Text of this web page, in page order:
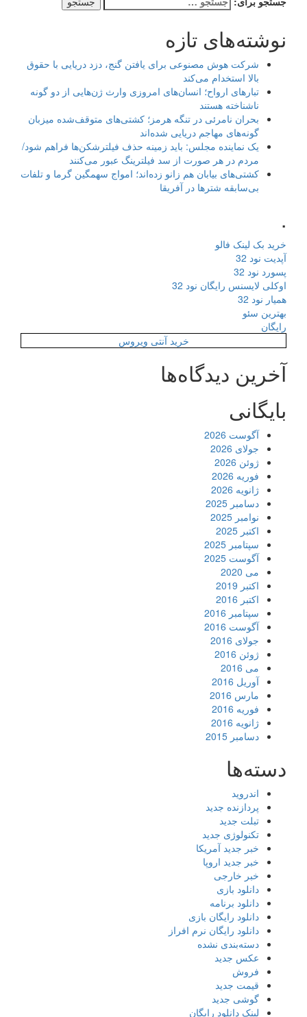
نوشته‌های تازه
شرکت هوش مصنوعی برای یافتن گنج، دزد دریایی با حقوق
بالا استخدام می‌کند
تبارهای ارواح؛ انسان‌های امروزی وارث ژن‌هایی از دو گونه
ناشناخته هستند
بحران نامرئی در تنگه هرمز؛ کشتی‌های متوقف‌شده میزبان
گونه‌های مهاجم دریایی شده‌اند
یک نماینده مجلس: باید زمینه حذف فیلترشکن‌ها فراهم شود/
مردم در هر صورت از سد فیلترینگ عبور می‌کنند
کشتی‌های بیابان هم زانو زده‌اند؛ امواج سهمگین گرما و تلفات
بی‌سابقه شترها در آفریقا
.
خرید بک لینک فالو
آپدیت نود 32
پسورد نود 32
اوکلی لایسنس رایگان نود 32
همیار نود 32
بهترین سئو
رایگان
خرید آنتی ویروس
آخرین دیدگاه‌ها
بایگانی
آگوست 2026
جولای 2026
ژوئن 2026
فوریه 2026
ژانویه 2026
دسامبر 2025
نوامبر 2025
اکتبر 2025
سپتامبر 2025
آگوست 2025
می 2020
اکتبر 2019
اکتبر 2016
سپتامبر 2016
آگوست 2016
جولای 2016
ژوئن 2016
می 2016
آوریل 2016
مارس 2016
فوریه 2016
ژانویه 2016
دسامبر 2015
دسته‌ها
اندروید
پردازنده جدید
تبلت جدید
تکنولوژی جدید
خبر جدید آمریکا
خبر جدید اروپا
خبر خارجی
دانلود بازی
دانلود برنامه
دانلود رایگان بازی
دانلود رایگان نرم افراز
دسته‌بندی نشده
عکس جدید
فروش
قیمت جدید
گوشی جدید
لینک دانلود رایگان